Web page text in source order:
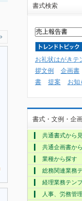
書式検索
お礼状はがきテ
拶文例
企画書
書
提案 お知
書式・文例・企
共通書式から
共通企画書か
業種から探す
総務関連業務
経理業務テン
人事、労務管